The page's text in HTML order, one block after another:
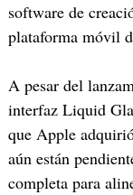
software de
plataforma móvil
A pesar del
interfaz Liquid
que Apple
aún están
completa para